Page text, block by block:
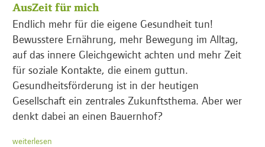
AusZeit für mich
Endlich mehr für die eigene Gesundheit tun!
Bewusstere Ernährung, mehr Bewegung im Alltag,
auf das innere Gleichgewicht achten und mehr Zeit
für soziale Kontakte, die einem guttun.
Gesundheitsförderung ist in der heutigen
Gesellschaft ein zentrales Zukunftsthema. Aber wer
denkt dabei an einen Bauernhof?
weiterlesen